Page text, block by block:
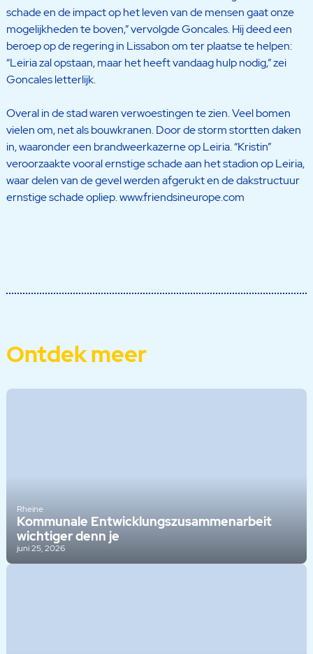
schade en de impact op het leven van de mensen gaat onze
mogelijkheden te boven,” vervolgde Goncales. Hij deed een
beroep op de regering in Lissabon om ter plaatse te helpen:
“Leiria zal opstaan, maar het heeft vandaag hulp nodig,” zei
Goncales letterlijk.
Overal in de stad waren verwoestingen te zien. Veel bomen
vielen om, net als bouwkranen. Door de storm stortten daken
in, waaronder een brandweerkazerne op Leiria. “Kristin”
veroorzaakte vooral ernstige schade aan het stadion op Leiria,
waar delen van de gevel werden afgerukt en de dakstructuur
ernstige schade opliep. www.friendsineurope.com
Ontdek meer
Rheine
Kommunale Entwicklungszusammenarbeit
wichtiger denn je
juni 25, 2026